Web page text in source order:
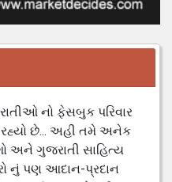
નો ફેસબુક પરિવાર
છે... અહી તમે અનેક
અને ગુજરાતી સાહિત્ય
નું પણ આદાન-પ્રદાન